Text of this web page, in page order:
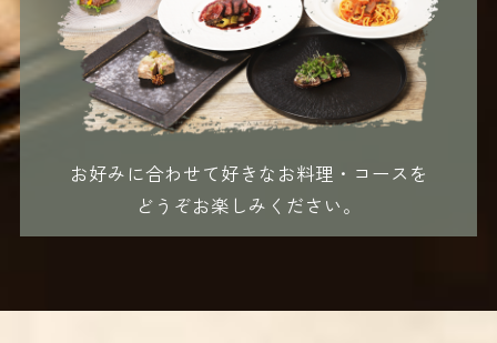
お好みに合わせて好きなお料理・コースを
どうぞお楽しみください。